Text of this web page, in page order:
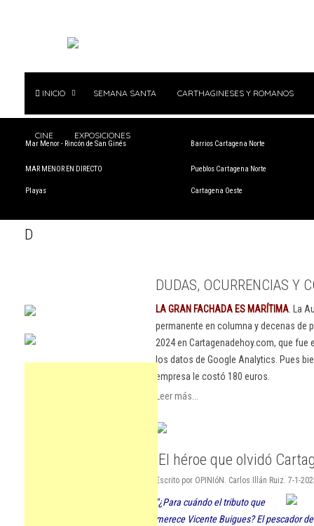
INICIO SEMANA SANTA CARTHAGINESES Y ROMANOS
CINE EXPOSICIONES
Mar Menor - Rincón de San Ginés
MAR MENOR EN DIRECTO
Playas
Barrios Cartagena Norte
Pueblos Cartagena Norte
Cartagena Oeste
D
DUDAS, OCURRENCIAS Y
LA GRAN FACHADA ES MARÍTIMA . La
permanente en columna y decenas
2024 en Cartagenadehoy.com, que
los datos de Google Analytics. Pues
empresa le costó 180 euros.
Leer más...
'El héroe que olvidó
Escrito por OPINIóN. Carlos Illán Ruiz. 7-1-
"¿Para cuándo el tributo que
merece Vicente Buigues? El pescador